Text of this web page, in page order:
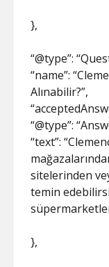
},
“@type”:
“name”:
Alınabilir?”,
“@type”:
“text”:
sitelerinden
temin
},